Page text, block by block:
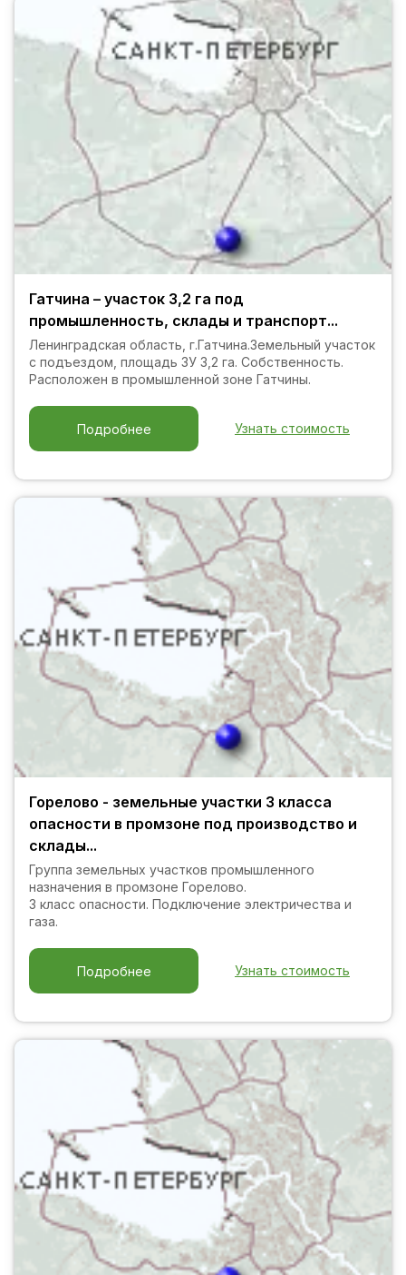
Гатчина – участок 3,2 га под
промышленность, склады и транспорт...
Ленинградская область, г.Гатчина.Земельный участок
с подъездом, площадь ЗУ 3,2 га. Собственность.
Расположен в промышленной зоне Гатчины.
Узнать стоимость
Подробнее
Горелово - земельные участки 3 класса
опасности в промзоне под производство и
склады...
Группа земельных участков промышленного
назначения в промзоне Горелово.
3 класс опасности. Подключение электричества и
газа.
Узнать стоимость
Подробнее